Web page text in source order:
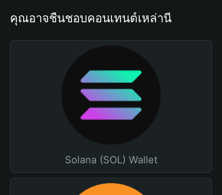
คุณอาจชื่นชอบคอนเทนต์เหล่านี้
Solana (SOL) Wallet